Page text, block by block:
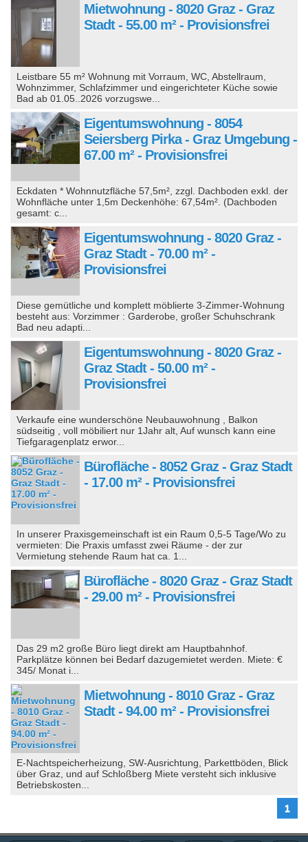
Mietwohnung - 8020 Graz - Graz
Stadt - 55.00 m² - Provisionsfrei
Leistbare 55 m² Wohnung mit Vorraum, WC, Abstellraum,
Wohnzimmer, Schlafzimmer und eingerichteter Küche sowie
Bad ab 01.05..2026 vorzugswe...
Eigentumswohnung - 8054
Seiersberg Pirka - Graz Umgebung -
67.00 m² - Provisionsfrei
Eckdaten * Wohnnutzfläche 57,5m², zzgl. Dachboden exkl. der
Wohnfläche unter 1,5m Deckenhöhe: 67,54m². (Dachboden
gesamt: c...
Eigentumswohnung - 8020 Graz -
Graz Stadt - 70.00 m² -
Provisionsfrei
Diese gemütliche und komplett möblierte 3-Zimmer-Wohnung
besteht aus: Vorzimmer : Garderobe, großer Schuhschrank
Bad neu adapti...
Eigentumswohnung - 8020 Graz -
Graz Stadt - 50.00 m² -
Provisionsfrei
Verkaufe eine wunderschöne Neubauwohnung , Balkon
südseitig , voll möbiliert nur 1Jahr alt, Auf wunsch kann eine
Tiefgaragenplatz erwor...
Bürofläche - 8052 Graz - Graz Stadt
- 17.00 m² - Provisionsfrei
In unserer Praxisgemeinschaft ist ein Raum 0,5-5 Tage/Wo zu
vermieten: Die Praxis umfasst zwei Räume - der zur
Vermietung stehende Raum hat ca. 1...
Bürofläche - 8020 Graz - Graz Stadt
- 29.00 m² - Provisionsfrei
Das 29 m2 große Büro liegt direkt am Hauptbahnhof.
Parkplätze können bei Bedarf dazugemietet werden. Miete: €
345/ Monat i...
Mietwohnung - 8010 Graz - Graz
Stadt - 94.00 m² - Provisionsfrei
E-Nachtspeicherheizung, SW-Ausrichtung, Parkettböden, Blick
über Graz, und auf Schloßberg Miete versteht sich inklusive
Betriebskosten...
1